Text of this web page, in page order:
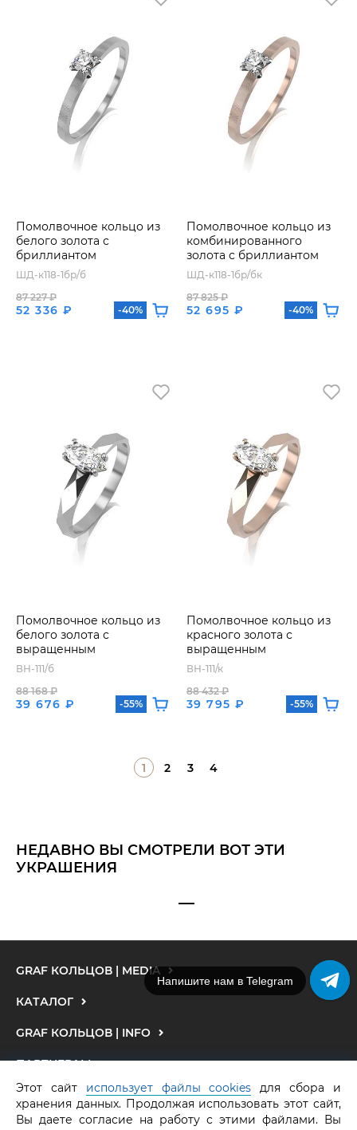
Помолвочное кольцо из
белого золота с
бриллиантом
ШД-к118-1бр/б
52 336 ₽
87 227 ₽
-40%
Помолвочное кольцо из
комбинированного
золота с бриллиантом
ШД-к118-1бр/бк
52 695 ₽
87 825 ₽
-40%
Помолвочное кольцо из
белого золота с
выращенным
бриллиантом
ВН-111/б
39 676 ₽
88 168 ₽
-55%
Помолвочное кольцо из
красного золота с
выращенным
бриллиантом
ВН-111/к
39 795 ₽
88 432 ₽
-55%
1 2 3 4
НЕДАВНО ВЫ СМОТРЕЛИ ВОТ ЭТИ
УКРАШЕНИЯ
GRAF КОЛЬЦОВ | MEDIA
КАТАЛОГ
GRAF КОЛЬЦОВ | INFO
ПАРТНЕРАМ
МЫ В СОЦСЕТЯХ
Этот сайт использует файлы cookies для сбора и
хранения данных. Продолжая использовать этот сайт,
Вы даете согласие на работу с этими файлами. Вы
Напишите нам в Telegram